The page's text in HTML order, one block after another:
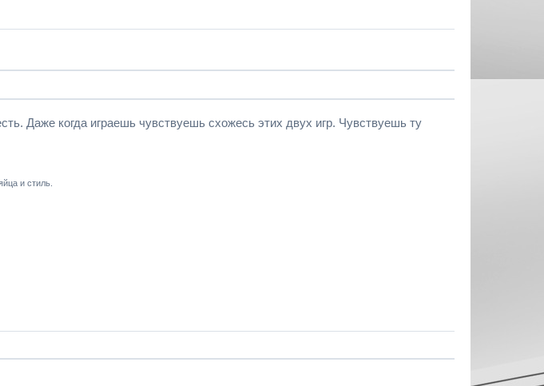
Даже когда играешь чувствуешь схожесь этих двух игр. Чувствуешь ту
и стиль.